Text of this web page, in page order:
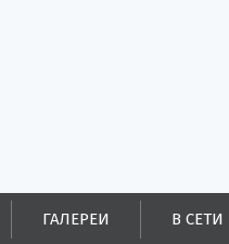
ГАЛЕРЕИ В СЕТИ